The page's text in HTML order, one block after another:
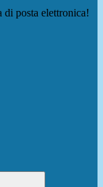
di posta elettronica!